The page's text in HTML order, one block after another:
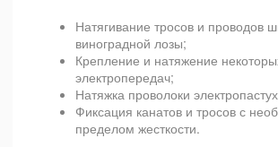
Натягивание тросов и проводов
виноградной лозы;
Крепление и натяжение
электропередач;
Натяжка проволоки
Фиксация канатов и тросов с
пределом жесткости.